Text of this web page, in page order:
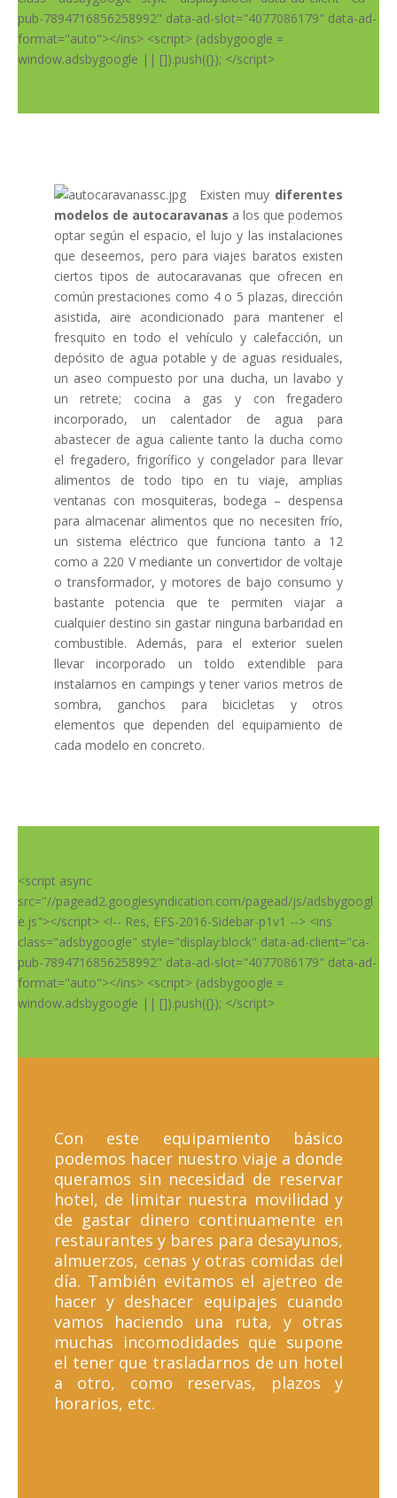
pub-7894716856258992" data-ad-slot="4077086179" data-ad-
format="auto"></ins> <script> (adsbygoogle =
window.adsbygoogle || []).push({}); </script>
Existen muy diferentes
modelos de autocaravanas a los que podemos
optar según el espacio, el lujo y las instalaciones
que deseemos, pero para viajes baratos existen
ciertos tipos de autocaravanas que ofrecen en
común prestaciones como 4 o 5 plazas, dirección
asistida, aire acondicionado para mantener el
fresquito en todo el vehículo y calefacción, un
depósito de agua potable y de aguas residuales,
un aseo compuesto por una ducha, un lavabo y
un retrete; cocina a gas y con fregadero
incorporado, un calentador de agua para
abastecer de agua caliente tanto la ducha como
el fregadero, frigorífico y congelador para llevar
alimentos de todo tipo en tu viaje, amplias
ventanas con mosquiteras, bodega – despensa
para almacenar alimentos que no necesiten frío,
un sistema eléctrico que funciona tanto a 12
como a 220 V mediante un convertidor de voltaje
o transformador, y motores de bajo consumo y
bastante potencia que te permiten viajar a
cualquier destino sin gastar ninguna barbaridad en
combustible. Además, para el exterior suelen
llevar incorporado un toldo extendible para
instalarnos en campings y tener varios metros de
sombra, ganchos para bicicletas y otros
elementos que dependen del equipamiento de
cada modelo en concreto.
<script async
src="//pagead2.googlesyndication.com/pagead/js/adsbygoogl
e.js"></script> <!-- Res, EFS-2016-Sidebar-p1v1 --> <ins
class="adsbygoogle" style="display:block" data-ad-client="ca-
pub-7894716856258992" data-ad-slot="4077086179" data-ad-
format="auto"></ins> <script> (adsbygoogle =
window.adsbygoogle || []).push({}); </script>
Con este equipamiento básico
podemos hacer nuestro viaje a donde
queramos sin necesidad de reservar
hotel, de limitar nuestra movilidad y
de gastar dinero continuamente en
restaurantes y bares para desayunos,
almuerzos, cenas y otras comidas del
día. También evitamos el ajetreo de
hacer y deshacer equipajes cuando
vamos haciendo una ruta, y otras
muchas incomodidades que supone
el tener que trasladarnos de un hotel
a otro, como reservas, plazos y
horarios, etc.